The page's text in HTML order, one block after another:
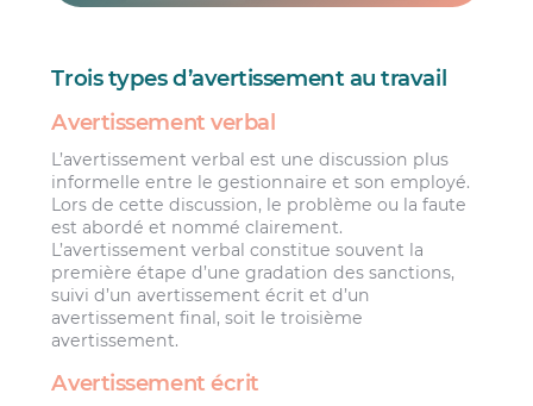
Trois types d’avertissement au travail
Avertissement verbal
L’avertissement verbal est une discussion plus
informelle entre le gestionnaire et son employé.
Lors de cette discussion, le problème ou la faute
est abordé et nommé clairement.
L’avertissement verbal constitue souvent la
première étape d’une gradation des sanctions,
suivi d’un avertissement écrit et d’un
avertissement final, soit le troisième
avertissement.
Avertissement écrit